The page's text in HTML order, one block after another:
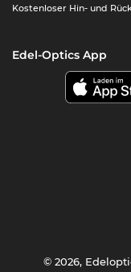
Kostenloser Hin- und
Edel-Optics App
© 2026,